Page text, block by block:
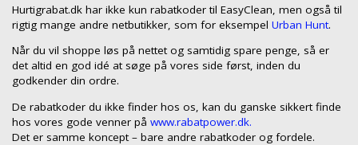
Hurtigrabat.dk har ikke kun rabatkoder til EasyClean, men også til
rigtig mange andre netbutikker, som for eksempel Urban Hunt.
Når du vil shoppe løs på nettet og samtidig spare penge, så er
det altid en god idé at søge på vores side først, inden du
godkender din ordre.
De rabatkoder du ikke finder hos os, kan du ganske sikkert finde
hos vores gode venner på www.rabatpower.dk.
Det er samme koncept – bare andre rabatkoder og fordele.